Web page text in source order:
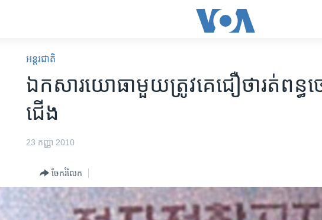
អន្តរជាតិ
ឯកសារ​យោធា​មួយ​ត្រូវ​​គេ​ជឿ​ថា​​​រត់​ពន្ធ​
ជើង
23 កញ្ញា 2010
ចែករំលែក